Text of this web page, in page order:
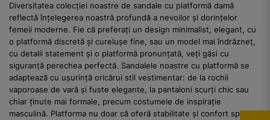
Diversitatea colecției noastre de sandale cu platformă damă
reflectă înțelegerea noastră profundă a nevoilor și dorințelor
femeii moderne. Fie că preferați un design minimalist, elegant, cu
o platformă discretă și curelușe fine, sau un model mai îndrăzneț,
cu detalii statement și o platformă pronunțată, veți găsi cu
siguranță perechea perfectă. Sandalele noastre cu platformă se
adaptează cu ușurință oricărui stil vestimentar: de la rochii
vaporoase de vară și fuste elegante, la pantaloni scurți chic sau
chiar ținute mai formale, precum costumele de inspirație
masculină. Platforma nu doar că oferă stabilitate și confort sporit